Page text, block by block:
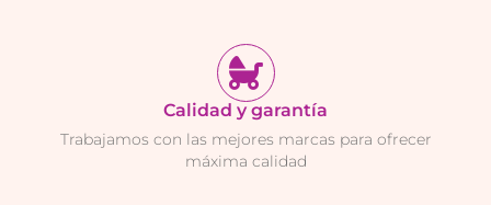
Calidad y garantía
Trabajamos con las mejores marcas para ofrecer
máxima calidad